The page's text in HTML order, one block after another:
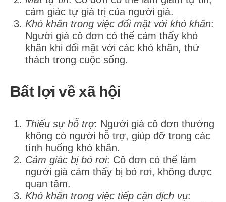
cảm giác tự giá trị của người già.
Khó khăn trong việc đối mặt với khó khăn:
Người già cô đơn có thể cảm thấy khó
khăn khi đối mặt với các khó khăn, thử
thách trong cuộc sống.
Bất lợi về xã hội
Thiếu sự hỗ trợ: Người già cô đơn thường
không có người hỗ trợ, giúp đỡ trong các
tình huống khó khăn.
Cảm giác bị bỏ rơi: Cô đơn có thể làm
người già cảm thấy bị bỏ rơi, không được
quan tâm.
Khó khăn trong việc tiếp cận dịch vụ: